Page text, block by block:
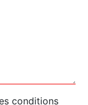
conditions